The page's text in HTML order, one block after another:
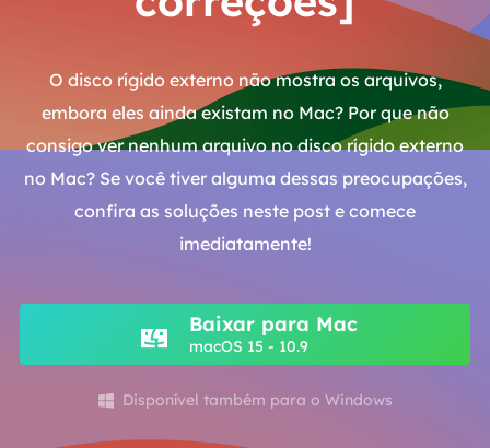
O disco rígido externo não mostra os arquivos,
embora eles ainda existam no Mac? Por que não
consigo ver nenhum arquivo no disco rígido externo
no Mac? Se você tiver alguma dessas preocupações,
confira as soluções neste post e comece
imediatamente!
Baixar para Mac
macOS 15 - 10.9
 Disponível também para o Windows